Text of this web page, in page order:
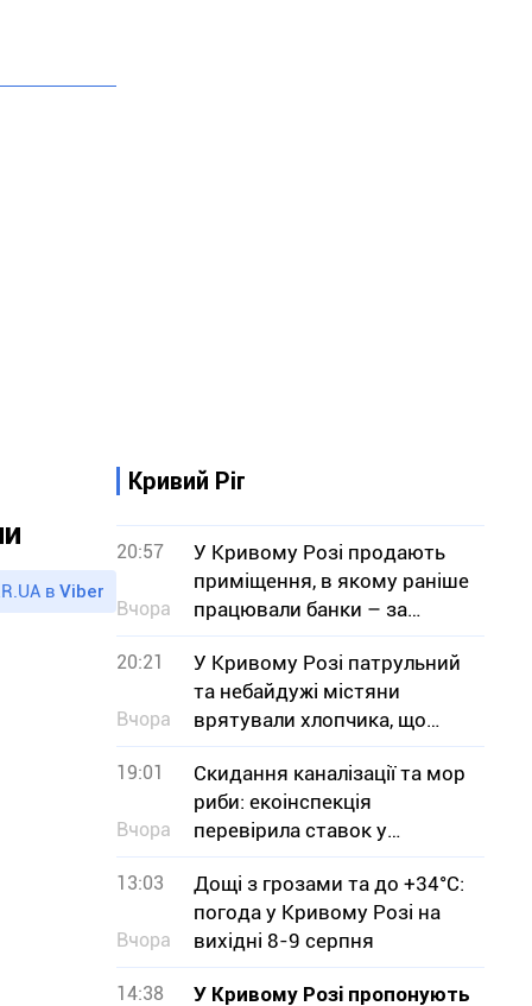
в Viber
Кривий Ріг
20:57
Вчора
У Кривому Розі продають
приміщення, в якому раніше
працювали банки – за
скільки мільйонів гривень
20:21
Вчора
У Кривому Розі патрульний
та небайдужі містяни
врятували хлопчика, що
тонув
19:01
Вчора
Скидання каналізації та мор
риби: екоінспекція
перевірила ставок у
Кривому Розі
13:03
Вчора
Дощі з грозами та до +34°С:
погода у Кривому Розі на
вихідні 8-9 серпня
14:38 У Кривому Розі пропонують